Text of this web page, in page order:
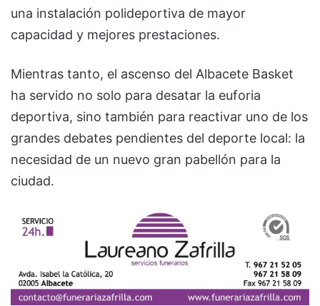
una instalación polideportiva de mayor
capacidad y mejores prestaciones.
Mientras tanto, el ascenso del Albacete Basket
ha servido no solo para desatar la euforia
deportiva, sino también para reactivar uno de los
grandes debates pendientes del deporte local: la
necesidad de un nuevo gran pabellón para la
ciudad.